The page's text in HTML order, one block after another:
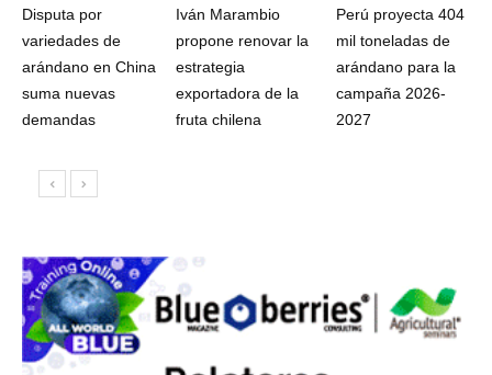
Disputa por
variedades de
arándano en China
suma nuevas
demandas
Iván Marambio
propone renovar la
estrategia
exportadora de la
fruta chilena
Perú proyecta 404
mil toneladas de
arándano para la
campaña 2026-
2027